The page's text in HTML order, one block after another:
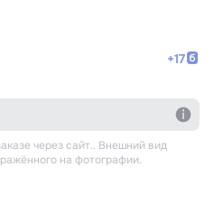
+17
через сайт.. Внешний вид
на фотографии.